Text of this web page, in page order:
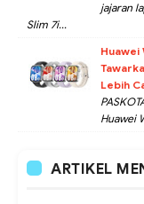
jajaran
Slim 7i...
Huawei
Lebih
Huawei
ARTIKEL